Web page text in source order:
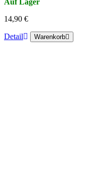
Auf Lager
14,90 €
Detail Warenkorb